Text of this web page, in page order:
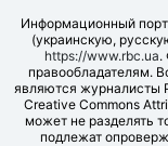
Информационный
(украинскую,
https://www.rbc.ua.
правообладателям.
являются журналисты
Creative Commons
может не разделять
подлежат